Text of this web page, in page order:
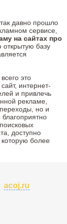
давно прошло
сервисе,
на сайтах про
открытую базу
это
интернет-
и привлечь
рекламе,
но и
доступно
более
acoj.ru